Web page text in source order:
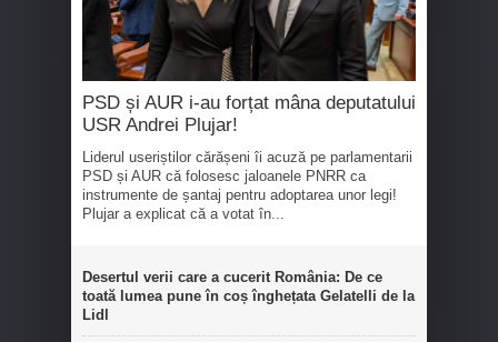
PSD și AUR i-au forțat mâna deputatului
USR Andrei Plujar!
Liderul useriștilor cărășeni îi acuză pe parlamentarii
PSD și AUR că folosesc jaloanele PNRR ca
instrumente de șantaj pentru adoptarea unor legi!
Plujar a explicat că a votat în...
Desertul verii care a cucerit România: De ce
toată lumea pune în coș înghețata Gelatelli de la
Lidl